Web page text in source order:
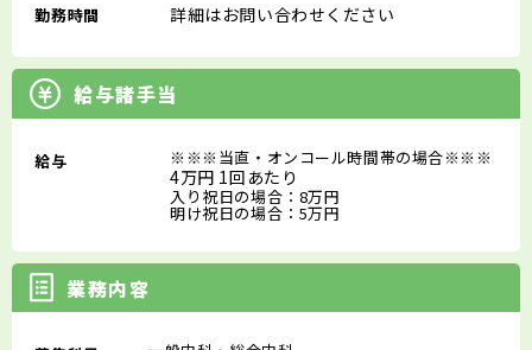
勤務時間 詳細はお問い合わせください
給与諸手当
給与 ※※※当直・オンコール時間帯の場合※※※
4万円 1回あたり
入り祝日の場合：8万円
明け祝日の場合：5万円
業務内容